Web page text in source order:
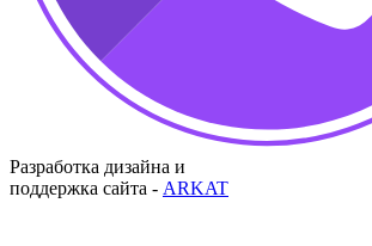
Разработка дизайна и
поддержка сайта - ARKAT